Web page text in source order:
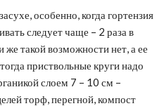
особенно, когда гортензия
следует чаще – 2 раза в
же такой возможности нет, а ее
приствольные круги надо
слоем 7 – 10 см –
торф, перегной, компост